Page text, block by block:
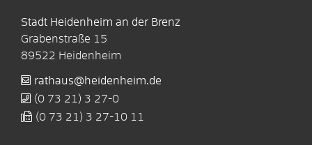
Stadt Heidenheim an der Brenz
Grabenstraße 15
89522 Heidenheim
rathaus@heidenheim.de
(0 73 21) 3 27-0
(0 73 21) 3 27-10 11